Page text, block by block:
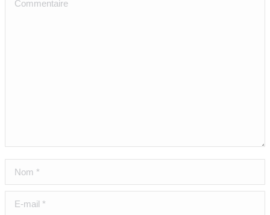
Nom *
E-mail *